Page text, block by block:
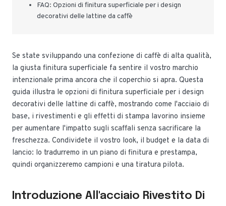
FAQ: Opzioni di finitura superficiale per i design
decorativi delle lattine da caffè
Se state sviluppando una confezione di caffè di alta qualità,
la giusta finitura superficiale fa sentire il vostro marchio
intenzionale prima ancora che il coperchio si apra. Questa
guida illustra le opzioni di finitura superficiale per i design
decorativi delle lattine di caffè, mostrando come l'acciaio di
base, i rivestimenti e gli effetti di stampa lavorino insieme
per aumentare l'impatto sugli scaffali senza sacrificare la
freschezza. Condividete il vostro look, il budget e la data di
lancio: lo tradurremo in un piano di finitura e prestampa,
quindi organizzeremo campioni e una tiratura pilota.
Introduzione All'acciaio Rivestito Di